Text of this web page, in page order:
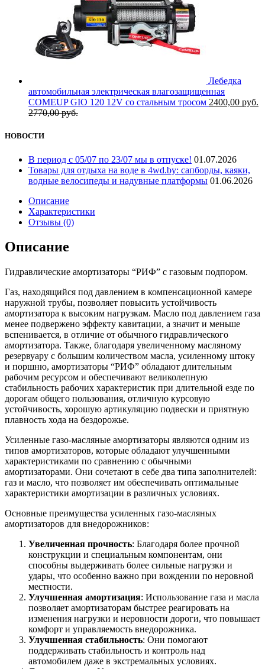
Лебедка
автомобильная электрическая влагозащищенная
COMEUP GIO 120 12V со стальным тросом 2400,00 руб.
2770,00руб.
НОВОСТИ
В период с 05/07 по 23/07 мы в отпуске! 01.07.2026
Товары для отдыха на воде в 4wd.by: сапборды, каяки,
водные велосипеды и надувные платформы 01.06.2026
Описание
Характеристики
Отзывы (0)
Описание
Гидравлические амортизаторы “РИФ” с газовым подпором.
Газ, находящийся под давлением в компенсационной камере
наружной трубы, позволяет повысить устойчивость
амортизатора к высоким нагрузкам. Масло под давлением газа
менее подвержено эффекту кавитации, а значит и меньше
вспенивается, в отличие от обычного гидравлического
амортизатора. Также, благодаря увеличенному масляному
резервуару с большим количеством масла, усиленному штоку
и поршню, амортизаторы “РИФ” обладают длительным
рабочим ресурсом и обеспечивают великолепную
стабильность рабочих характеристик при длительной езде по
дорогам общего пользования, отличную курсовую
устойчивость, хорошую артикуляцию подвески и приятную
плавность хода на бездорожье.
Усиленные газо-масляные амортизаторы являются одним из
типов амортизаторов, которые обладают улучшенными
характеристиками по сравнению с обычными
амортизаторами. Они сочетают в себе два типа заполнителей:
газ и масло, что позволяет им обеспечивать оптимальные
характеристики амортизации в различных условиях.
Основные преимущества усиленных газо-масляных
амортизаторов для внедорожников:
Увеличенная прочность: Благодаря более прочной
конструкции и специальным компонентам, они
способны выдерживать более сильные нагрузки и
удары, что особенно важно при вождении по неровной
местности.
Улучшенная амортизация: Использование газа и масла
позволяет амортизаторам быстрее реагировать на
изменения нагрузки и неровности дороги, что повышает
комфорт и управляемость внедорожника.
Улучшенная стабильность: Они помогают
поддерживать стабильность и контроль над
автомобилем даже в экстремальных условиях.